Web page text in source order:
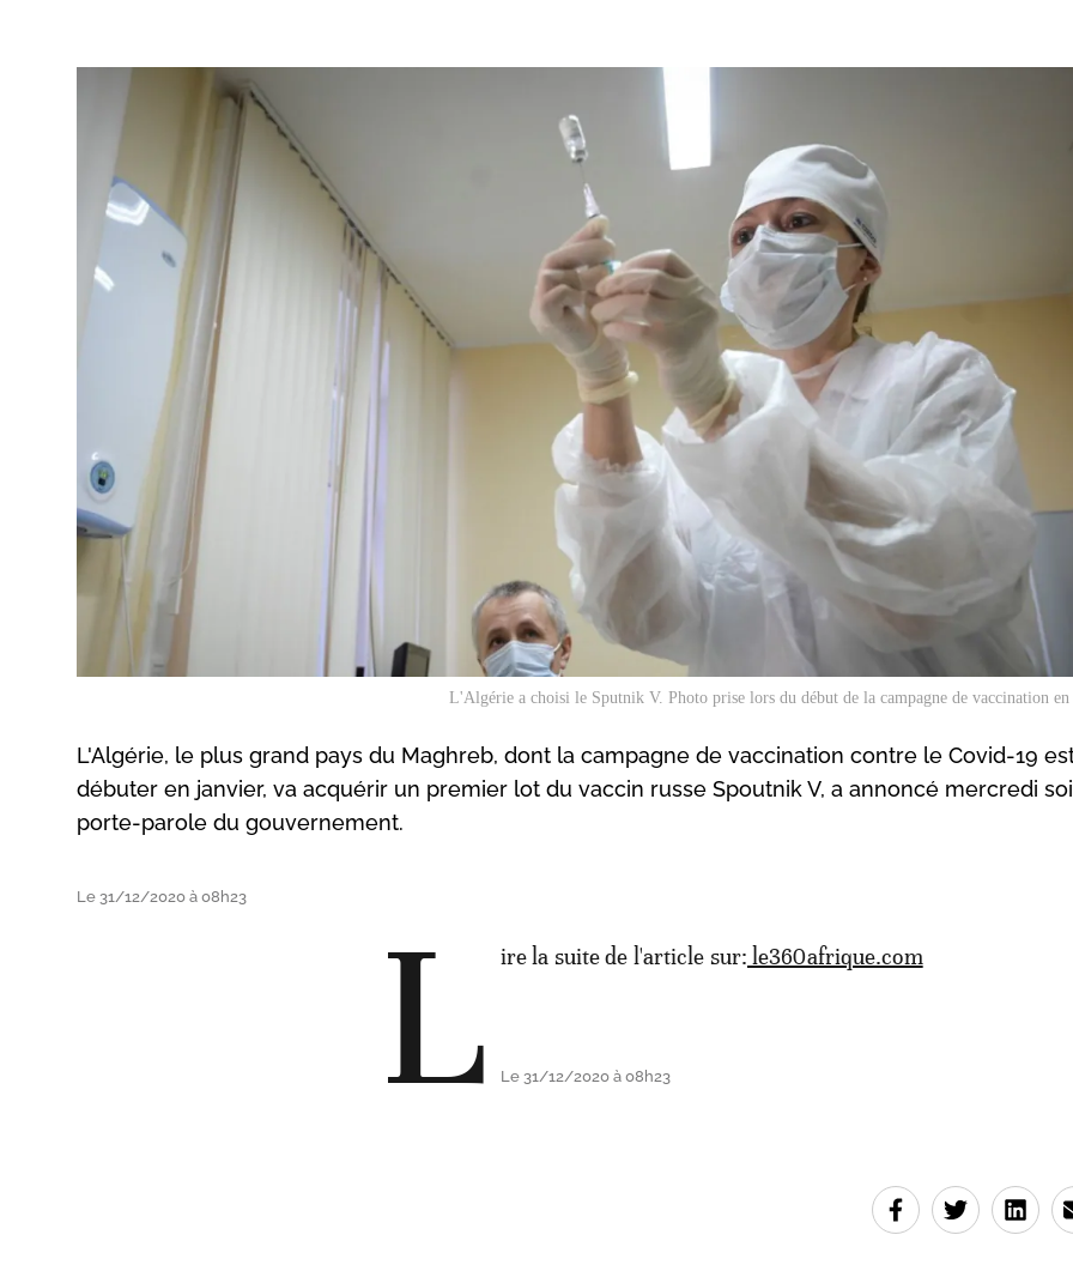
L'Algérie a choisi le Sputnik V. Photo prise lors du début de la campagne de vaccination en
L'Algérie, le plus grand pays du Maghreb, dont la campagne de vaccination contre le Covid-19
débuter en janvier, va acquérir un premier lot du vaccin russe Spoutnik V, a annoncé mercredi
porte-parole du gouvernement.
Le 31/12/2020 à 08h23 L ire la suite de l'article sur: le360afrique.com
Le 31/12/2020 à 08h23